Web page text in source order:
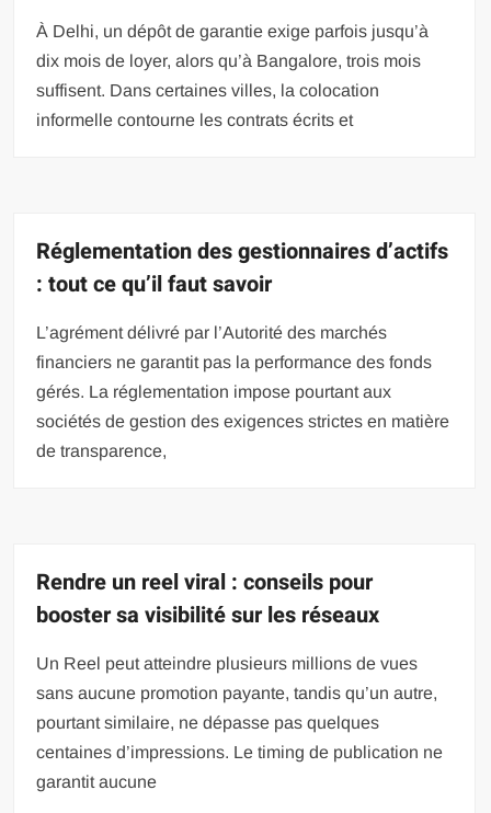
À Delhi, un dépôt de garantie exige parfois jusqu’à
dix mois de loyer, alors qu’à Bangalore, trois mois
suffisent. Dans certaines villes, la colocation
informelle contourne les contrats écrits et
Réglementation des gestionnaires d’actifs
: tout ce qu’il faut savoir
L’agrément délivré par l’Autorité des marchés
financiers ne garantit pas la performance des fonds
gérés. La réglementation impose pourtant aux
sociétés de gestion des exigences strictes en matière
de transparence,
Rendre un reel viral : conseils pour
booster sa visibilité sur les réseaux
Un Reel peut atteindre plusieurs millions de vues
sans aucune promotion payante, tandis qu’un autre,
pourtant similaire, ne dépasse pas quelques
centaines d’impressions. Le timing de publication ne
garantit aucune